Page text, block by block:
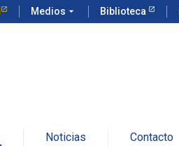
Medios arrow_drop_down Biblioteca
Noticias Contacto